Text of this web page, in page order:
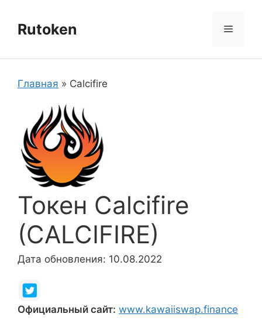
содержимому
Rutoken Меню
Главная » Calcifire
Токен Calcifire
(CALCIFIRE)
Дата обновления: 10.08.2022
Официальный сайт: www.kawaiiswap.finance